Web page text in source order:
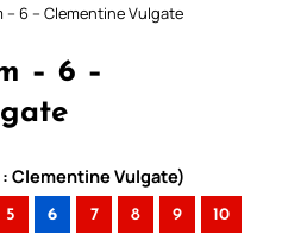
6 – Clementine Vulgate
– 6 –
Clementine Vulgate)
5 6 7 8 9 10